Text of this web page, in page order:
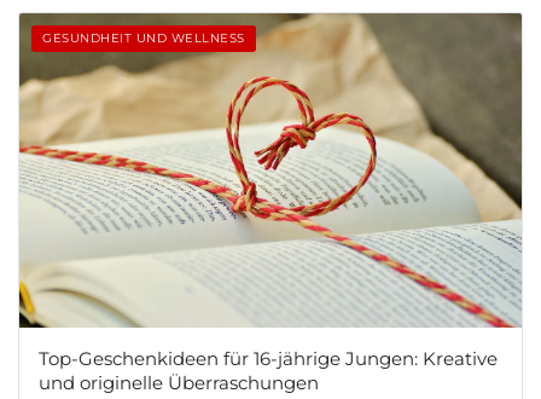
GESUNDHEIT UND WELLNESS
Top-Geschenkideen für 16-jährige Jungen: Kreative
und originelle Überraschungen